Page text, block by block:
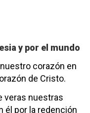
y por el mundo
corazón en
de Cristo.
veras nuestras
él por la redención